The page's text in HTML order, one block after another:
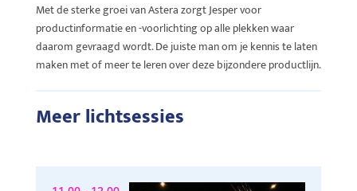
Met de sterke groei van Astera zorgt Jesper voor
productinformatie en -voorlichting op alle plekken waar
daarom gevraagd wordt. De juiste man om je kennis te laten
maken met of meer te leren over deze bijzondere productlijn.
Meer lichtsessies